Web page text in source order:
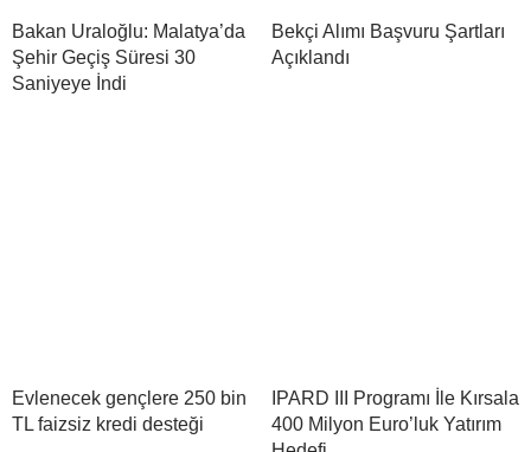
Bakan Uraloğlu: Malatya’da
Şehir Geçiş Süresi 30
Saniyeye İndi
Bekçi Alımı Başvuru Şartları
Açıklandı
Evlenecek gençlere 250 bin
TL faizsiz kredi desteği
IPARD III Programı İle Kırsala
400 Milyon Euro’luk Yatırım